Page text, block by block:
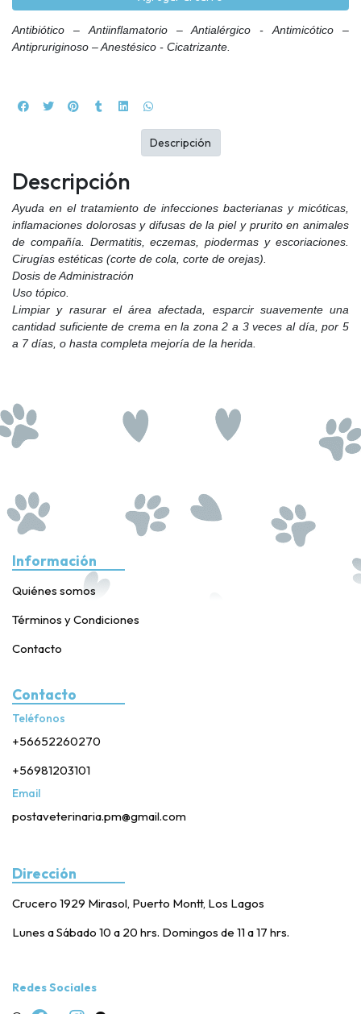
Antibiótico – Antiinflamatorio – Antialérgico - Antimicótico –
Antipruriginoso – Anestésico - Cicatrizante.
Descripción
Ayuda en el tratamiento de infecciones bacterianas y micóticas,
inflamaciones dolorosas y difusas de la piel y prurito en animales
de compañía. Dermatitis, eczemas, piodermas y escoriaciones.
Cirugías estéticas (corte de cola, corte de orejas).
Dosis de Administración
Uso tópico.
Limpiar y rasurar el área afectada, esparcir suavemente una
cantidad suficiente de crema en la zona 2 a 3 veces al día, por 5
a 7 días, o hasta completa mejoría de la herida.
Descripción
Información
Quiénes somos
Términos y Condiciones
Contacto
Contacto
Teléfonos
+56652260270
+56981203101
Email
postaveterinaria.pm@gmail.com
Dirección
Crucero 1929 Mirasol, Puerto Montt, Los Lagos
Lunes a Sábado 10 a 20 hrs. Domingos de 11 a 17 hrs.
Redes Sociales